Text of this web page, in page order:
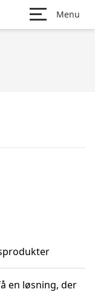
Menu
en løsning, der